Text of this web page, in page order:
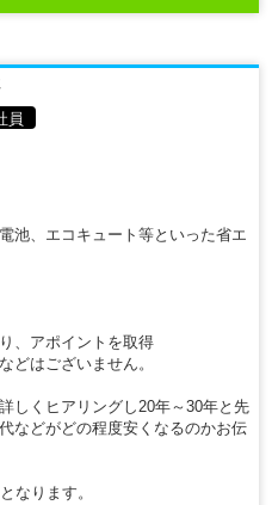
員
池、エコキュート等といった省エ
、アポイントを取得
どはございません。
しくヒアリングし20年～30年と先
などがどの程度安くなるのかお伝
なります。